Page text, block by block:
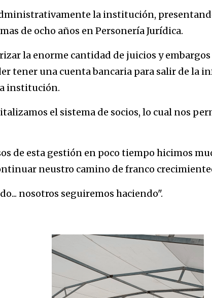
la institución,
de ocho años en Personería Jurídica.
la enorme cantidad de juicios y
tener una cuenta bancaria para salir de la
institución.
el sistema de socios, lo cual nos
de esta gestión en poco tiempo hicimos
neustro camino de franco
nosotros seguiremos haciendo".